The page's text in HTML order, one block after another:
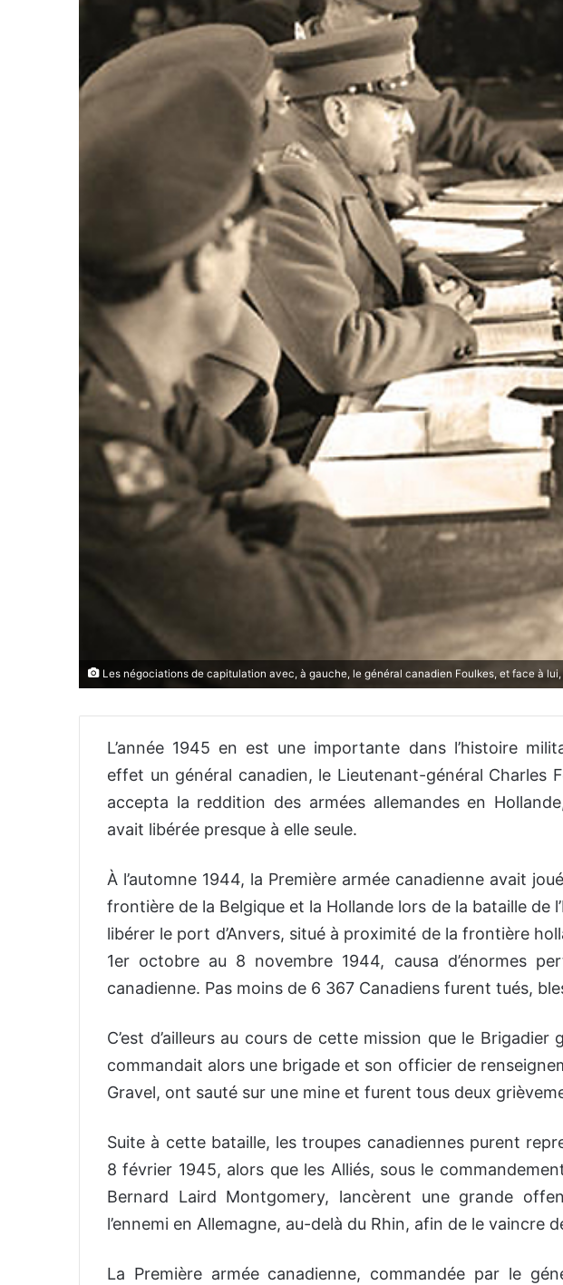
Les négociations de capitulation avec, à gauche, le général canadien Foulkes, et face à
L’année 1945 en est une importante dans l’histoire
effet un général canadien, le Lieutenant-général Charles
accepta la reddition des armées allemandes en
avait libérée presque à elle seule.
À l’automne 1944, la Première armée canadienne avait
frontière de la Belgique et la Hollande lors de la bataille de
libérer le port d’Anvers, situé à proximité de la frontière
1er octobre au 8 novembre 1944, causa d’énormes
canadienne. Pas moins de 6 367 Canadiens furent tués,
C’est d’ailleurs au cours de cette mission que le Brigadier
commandait alors une brigade et son officier de
Gravel, ont sauté sur une mine et furent tous deux
Suite à cette bataille, les troupes canadiennes purent
8 février 1945, alors que les Alliés, sous le
Bernard Laird Montgomery, lancèrent une grande
l’ennemi en Allemagne, au-delà du Rhin, afin de le vaincre
La Première armée canadienne, commandée par le